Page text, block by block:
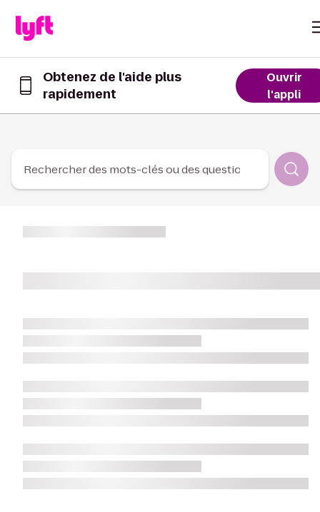
Obtenez de l'aide plus
rapidement
Obtenez
rapidement
dans
l’appli
Ouvrir
l'appli
Rechercher des mots-clés ou des questions